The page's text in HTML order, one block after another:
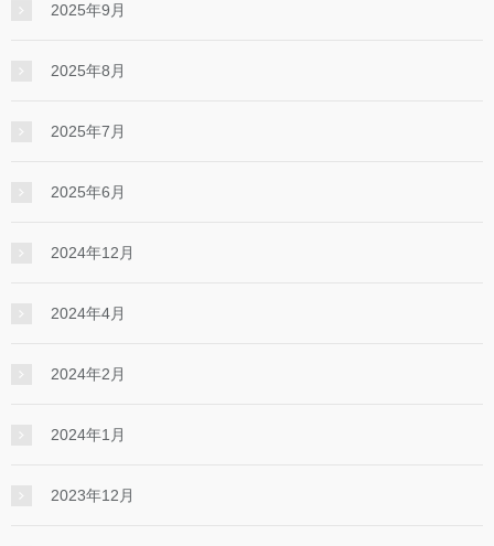
2025年9月
2025年8月
2025年7月
2025年6月
2024年12月
2024年4月
2024年2月
2024年1月
2023年12月